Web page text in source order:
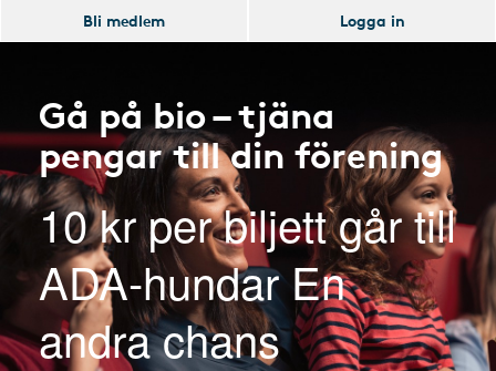
Bli medlem
Logga in
Gå på bio – tjäna
pengar till din förening
10 kr per biljett går till
ADA-hundar En
andra chans